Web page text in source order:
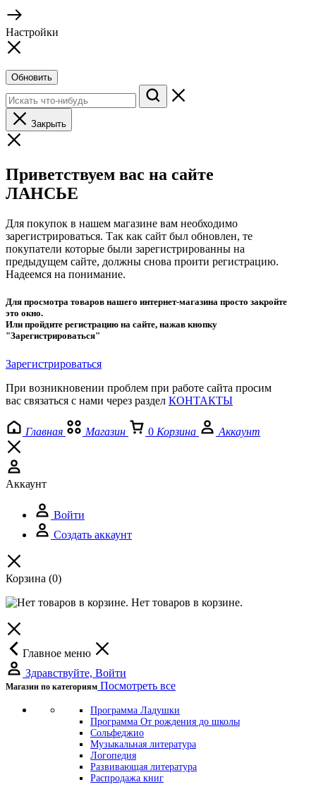
Настройки
Обновить
Закрыть
Приветствуем вас на сайте
ЛАНСЬЕ
Для покупок в нашем магазине вам необходимо
зарегистрироваться. Так как сайт был обновлен, те
покупатели которые были зарегистрированны на
предыдущем сайте, должны снова проити регистрацию.
Надеемся на понимание.
Для просмотра товаров нашего интернет-магазина просто закройте
это окно.
Или пройдите регистрацию на сайте, нажав кнопку
"Зарегистрироваться"
Зарегистрироваться
При возникновении проблем при работе сайта просим
вас связаться с нами через раздел КОНТАКТЫ
Главная Магазин 0 Корзина Аккаунт
Аккаунт
Войти
Создать аккаунт
Корзина (0)
Нет товаров в корзине.
Главное меню
Здравствуйте, Войти
Магазин по категориям Посмотреть все
Программа Ладушки
Программа От рождения до школы
Сольфеджио
Музыкальная литература
Логопедия
Развивающая литература
Распродажа книг